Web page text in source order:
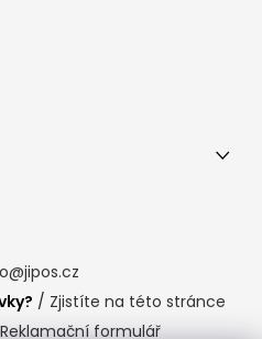
/ Zjistíte na této stránce
Reklamační formulář